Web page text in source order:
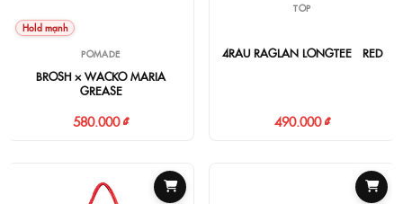
Hold mạnh
POMADE
BROSH × WACKO MARIA
GREASE
580.000 ₫
TOP
4RAU RAGLAN LONGTEE - RED
490.000 ₫